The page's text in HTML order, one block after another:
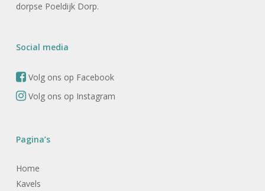
dorpse Poeldijk Dorp.
Social media
Volg ons op Facebook
Volg ons op Instagram
Pagina’s
Home
Kavels